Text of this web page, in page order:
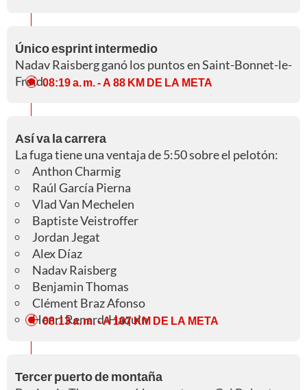
Único esprint intermedio
Nadav Raisberg ganó los puntos en Saint-Bonnet-le-
Froid.08:19 a. m.- A 88 KM DE LA META
Así va la carrera
La fuga tiene una ventaja de 5:50 sobre el pelotón:
Anthon Charmig
Raúl García Pierna
Vlad Van Mechelen
Baptiste Veistroffer
Jordan Jegat
Alex Díaz
Nadav Raisberg
Benjamin Thomas
Clément Braz Afonso
Henri Renard-Haquin
08:13 a. m.- A 107 KM DE LA META
Tercer puerto de montaña